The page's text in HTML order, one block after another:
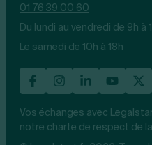
01 76 39 00 60
Du lundi au vendredi de 9h à
Le samedi de 10h à 18h
Vos échanges avec
notre charte de respect de